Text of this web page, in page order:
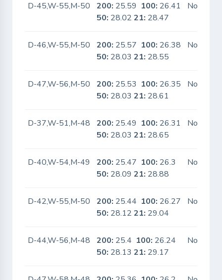
D-45,W-55,M-50 200: 25.59 100: 26.41
50: 28.0221: 28.47
No
D-46,W-55,M-50 200: 25.57 100: 26.38
50: 28.0321: 28.55
No
D-47,W-56,M-50 200: 25.53 100: 26.35
50: 28.0321: 28.61
No
D-37,W-51,M-48 200: 25.49 100: 26.31
50: 28.0321: 28.65
No
D-40,W-54,M-49 200: 25.47 100: 26.3
50: 28.0921: 28.88
No
D-42,W-55,M-50 200: 25.44 100: 26.27
50: 28.1221: 29.04
No
D-44,W-56,M-48 200: 25.4 100: 26.24
50: 28.1321: 29.17
No